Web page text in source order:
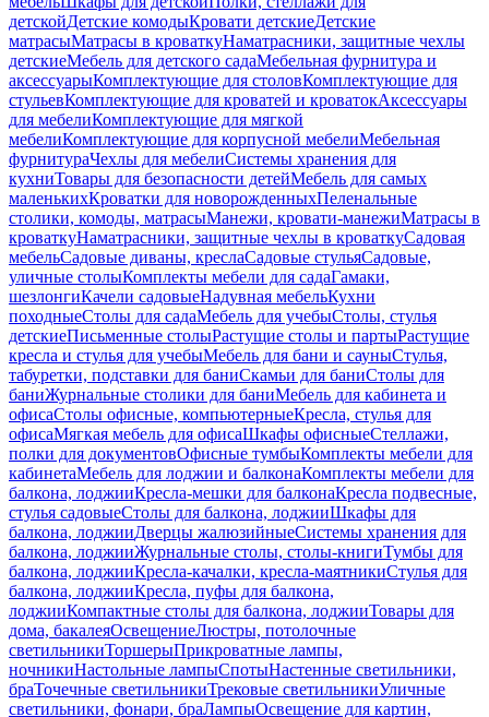
детскойДетские комодыКровати детскиеДетские
матрасыМатрасы в кроваткуНаматрасники, защитные чехлы
детскиеМебель для детского садаМебельная фурнитура и
аксессуарыКомплектующие для столовКомплектующие для
стульевКомплектующие для кроватей и кроватокАксессуары
для мебелиКомплектующие для мягкой
мебелиКомплектующие для корпусной мебелиМебельная
фурнитураЧехлы для мебелиСистемы хранения для
кухниТовары для безопасности детейМебель для самых
маленькихКроватки для новорожденныхПеленальные
столики, комоды, матрасыМанежи, кровати-манежиМатрасы в
кроваткуНаматрасники, защитные чехлы в кроваткуСадовая
мебельСадовые диваны, креслаСадовые стульяСадовые,
уличные столыКомплекты мебели для садаГамаки,
шезлонгиКачели садовыеНадувная мебельКухни
походныеСтолы для садаМебель для учебыСтолы, стулья
детскиеПисьменные столыРастущие столы и партыРастущие
кресла и стулья для учебыМебель для бани и сауныСтулья,
табуретки, подставки для баниСкамьи для баниСтолы для
баниЖурнальные столики для баниМебель для кабинета и
офисаСтолы офисные, компьютерныеКресла, стулья для
офисаМягкая мебель для офисаШкафы офисныеСтеллажи,
полки для документовОфисные тумбыКомплекты мебели для
кабинетаМебель для лоджии и балконаКомплекты мебели для
балкона, лоджииКресла-мешки для балконаКресла подвесные,
стулья садовыеСтолы для балкона, лоджииШкафы для
балкона, лоджииДверцы жалюзийныеСистемы хранения для
балкона, лоджииЖурнальные столы, столы-книгиТумбы для
балкона, лоджииКресла-качалки, кресла-маятникиСтулья для
балкона, лоджииКресла, пуфы для балкона,
лоджииКомпактные столы для балкона, лоджииТовары для
дома, бакалеяОсвещениеЛюстры, потолочные
светильникиТоршерыПрикроватные лампы,
ночникиНастольные лампыСпотыНастенные светильники,
браТочечные светильникиТрековые светильникиУличные
светильники, фонари, браЛампыОсвещение для картин,